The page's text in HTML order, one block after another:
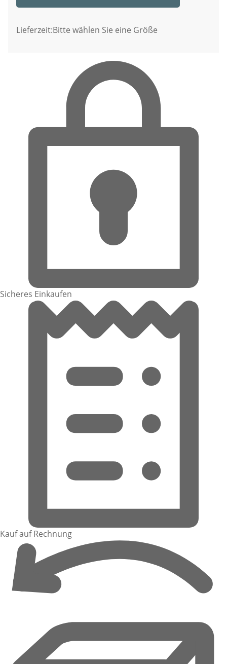
Lieferzeit:Bitte wählen Sie eine Größe
Sicheres Einkaufen
Kauf auf Rechnung